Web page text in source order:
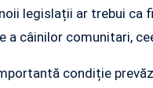
legislații ar trebui ca
a câinilor comunitari,
condiție